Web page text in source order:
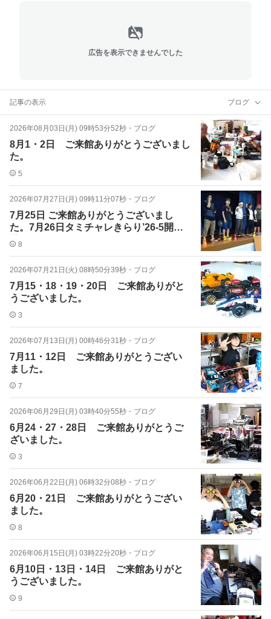
広告を表示できませんでした
記事の表示 ブログ
2026年08月03日(月) 09時53分52秒 ・ ブログ
8月1・2日 ご来館ありがとうございまし
た。
5
2026年07月27日(月) 09時11分07秒 ・ ブログ
7月25日 ご来館ありがとうございまし
た。7月26日タミチャレきらり’26-5開
催。
8
2026年07月21日(火) 08時50分39秒 ・ ブログ
7月15・18・19・20日 ご来館ありがと
うございました。
3
2026年07月13日(月) 00時46分31秒 ・ ブログ
7月11・12日 ご来館ありがとうござい
ました。
7
2026年06月29日(月) 03時40分55秒 ・ ブログ
6月24・27・28日 ご来館ありがとうご
ざいました。
3
2026年06月22日(月) 06時32分08秒 ・ ブログ
6月20・21日 ご来館ありがとうござい
ました。
8
2026年06月15日(月) 03時22分20秒 ・ ブログ
6月10日・13日・14日 ご来館ありがと
うございました。
9